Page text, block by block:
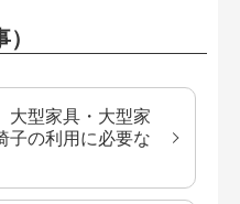
型家具・大型家
子の利用に必要な